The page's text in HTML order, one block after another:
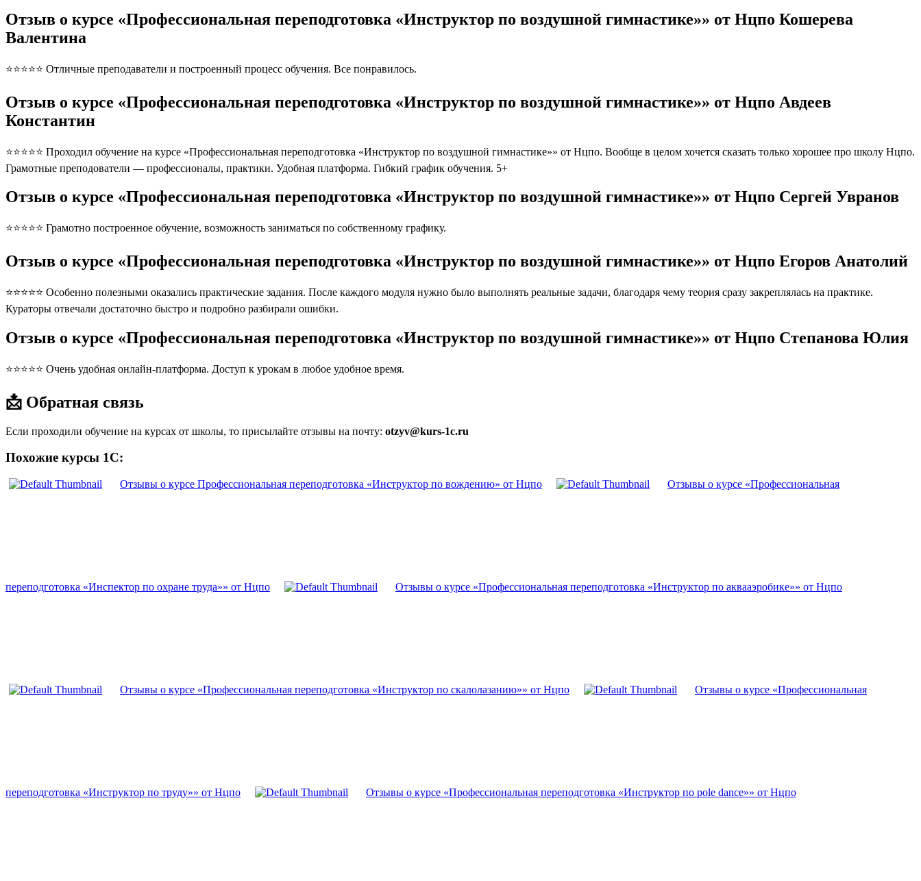
Отзыв о курсе «Профессиональная переподготовка «Инструктор по воздушной гимнастике»» от Нцпо Кошерева
Валентина
⭐⭐⭐⭐⭐ Отличные преподаватели и построенный процесс обучения. Все понравилось.
Отзыв о курсе «Профессиональная переподготовка «Инструктор по воздушной гимнастике»» от Нцпо Авдеев
Константин
⭐⭐⭐⭐⭐ Проходил обучение на курсе «Профессиональная переподготовка «Инструктор по воздушной гимнастике»» от Нцпо. Вообще в целом хочется сказать только хорошее про школу Нцпо.
Грамотные преподователи — профессионалы, практики. Удобная платформа. Гибкий график обучения. 5+
Отзыв о курсе «Профессиональная переподготовка «Инструктор по воздушной гимнастике»» от Нцпо Сергей Увранов
⭐⭐⭐⭐⭐ Грамотно построенное обучение, возможность заниматься по собственному графику.
Отзыв о курсе «Профессиональная переподготовка «Инструктор по воздушной гимнастике»» от Нцпо Егоров Анатолий
⭐⭐⭐⭐⭐ Особенно полезными оказались практические задания. После каждого модуля нужно было выполнять реальные задачи, благодаря чему теория сразу закреплялась на практике.
Кураторы отвечали достаточно быстро и подробно разбирали ошибки.
Отзыв о курсе «Профессиональная переподготовка «Инструктор по воздушной гимнастике»» от Нцпо Степанова Юлия
⭐⭐⭐⭐⭐ Очень удобная онлайн-платформа. Доступ к урокам в любое удобное время.
📩 Обратная связь
Если проходили обучение на курсах от школы, то присылайте отзывы на почту: otzyv@kurs-1c.ru
Похожие курсы 1С:
Отзывы о курсе Профессиональная переподготовка «Инструктор по вождению» от Нцпо Отзывы о курсе «Профессиональная
переподготовка «Инспектор по охране труда»» от Нцпо Отзывы о курсе «Профессиональная переподготовка «Инструктор по аквааэробике»» от Нцпо
Отзывы о курсе «Профессиональная переподготовка «Инструктор по скалолазанию»» от Нцпо Отзывы о курсе «Профессиональная
переподготовка «Инструктор по труду»» от Нцпо Отзывы о курсе «Профессиональная переподготовка «Инструктор по pole dance»» от Нцпо